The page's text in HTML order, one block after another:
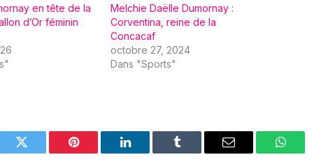
en tête de la
d’Or féminin
Melchie Daëlle Dumornay :
Corventina, reine de la
Concacaf
octobre 27, 2024
Dans "Sports"
Twitter Pinterest LinkedIn Tumblr Email WhatsApp